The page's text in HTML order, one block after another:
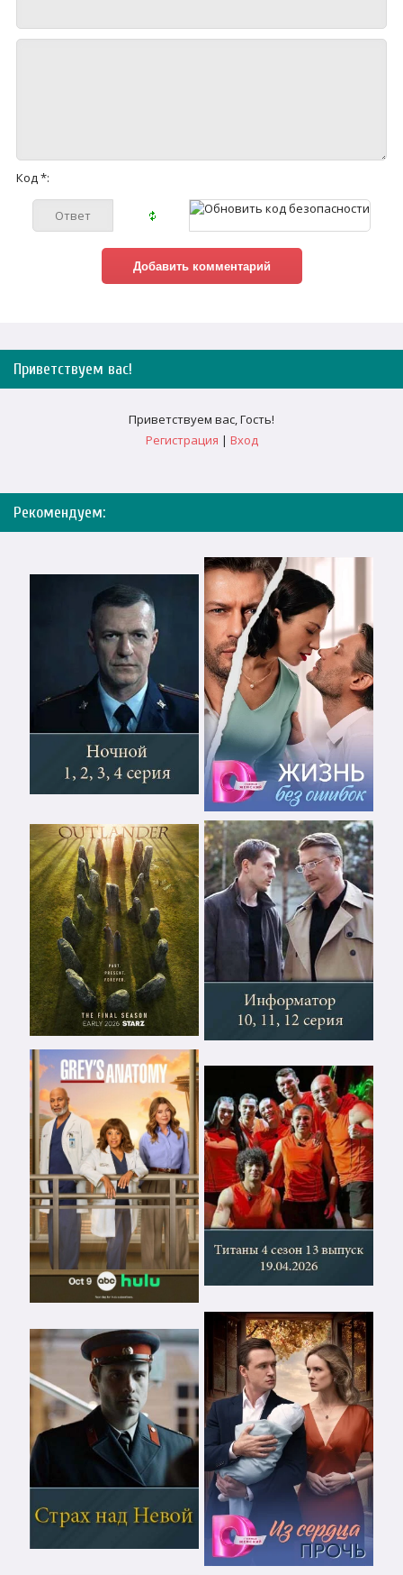
Код *:
Приветствуем вас!
Приветствуем вас,Гость!
Регистрация | Вход
Рекомендуем: